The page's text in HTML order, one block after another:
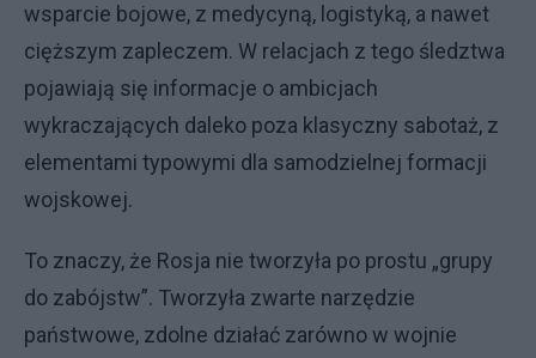
wsparcie bojowe, z medycyną, logistyką, a nawet
cięższym zapleczem. W relacjach z tego śledztwa
pojawiają się informacje o ambicjach
wykraczających daleko poza klasyczny sabotaż, z
elementami typowymi dla samodzielnej formacji
wojskowej.
To znaczy, że Rosja nie tworzyła po prostu „grupy
do zabójstw”. Tworzyła zwarte narzędzie
państwowe, zdolne działać zarówno w wojnie